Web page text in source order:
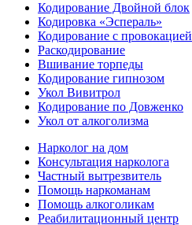
Кодирование Двойной блок
Кодировка «Эспераль»
Кодирование с провокацией
Раскодирование
Вшивание торпеды
Кодирование гипнозом
Укол Вивитрол
Кодирование по Довженко
Укол от алкоголизма
Нарколог на дом
Консультация нарколога
Частный вытрезвитель
Помощь наркоманам
Помощь алкоголикам
Реабилитационный центр